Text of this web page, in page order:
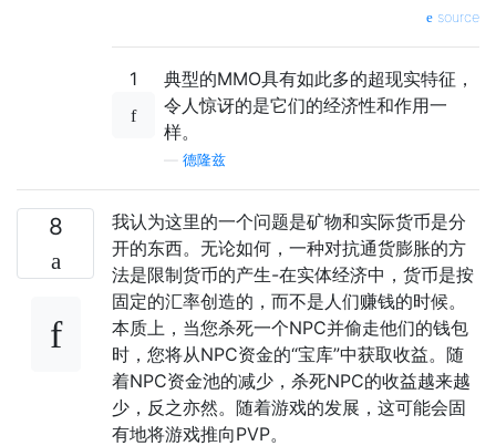
source
1
典型的MMO具有如此多的超现实特征，
令人惊讶的是它们的经济性和作用一
样。
德隆兹
8
我认为这里的一个问题是矿物和实际货币是分
开的东西。无论如何，一种对抗通货膨胀的方
法是限制货币的产生-在实体经济中，货币是按
固定的汇率创造的，而不是人们赚钱的时候。
本质上，当您杀死一个NPC并偷走他们的钱包
时，您将从NPC资金的“宝库”中获取收益。随
着NPC资金池的减少，杀死NPC的收益越来越
少，反之亦然。随着游戏的发展，这可能会固
有地将游戏推向PVP。